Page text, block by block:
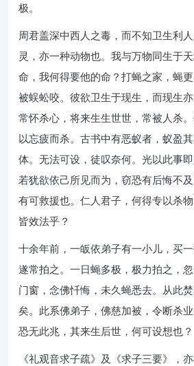
极。
周君盖深中西人之毒，而不知卫生利
灵，亦一种动物也。我与万物同生于
命，我何得要他的命？打蝇之家，蝇
被蜈蚣咬。彼欲卫生于现生，而现生
常怀杀心，将来生生世世，常被人杀
以忘疲而杀。古书中有恶蚁者，蚁盈
体。无法可设，徒叹奈何。光以此事即
若犹欲依己所见而为，窃恐有后悔不
有可救援也。仁人君子，何得专以杀
皆效法乎？
十余年前，一皈依弟子有一小儿，买
遂常拍之。一日蝇多极，极力拍之，
门窗，念佛忏悔，未久蝇悉去。从此
矣。此系佛弟子，佛慈加被，令断杀
恐无此兆，其来生后世，何可设想也？
《礼观音求子疏》及《求子三要》，